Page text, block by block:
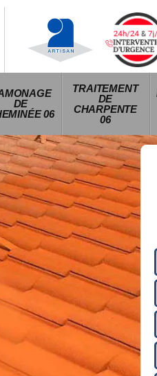
DE
06
TRAITEMENT
DE
CHARPENTE
06